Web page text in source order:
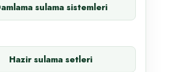
sulama sistemleri
Hazir sulama setleri